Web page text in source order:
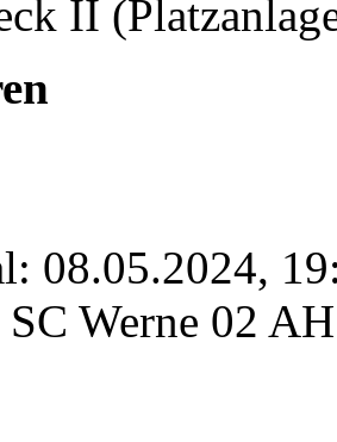
II
08.05.2024,
Werne 02